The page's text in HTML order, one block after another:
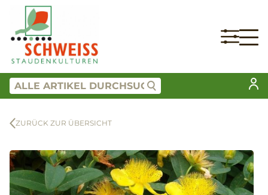
ZURÜCK ZUR ÜBERSICHT